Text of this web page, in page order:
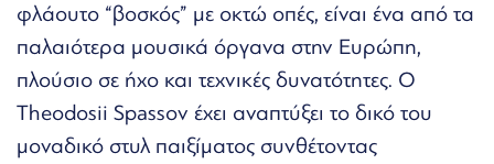
φλάουτο “βοσκός” με οκτώ οπές, είναι ένα από τα
παλαιότερα μουσικά όργανα στην Ευρώπη,
πλούσιο σε ήχο και τεχνικές δυνατότητες. Ο
Theodosii Spassov έχει αναπτύξει το δικό του
μοναδικό στυλ παιξίματος συνθέτοντας